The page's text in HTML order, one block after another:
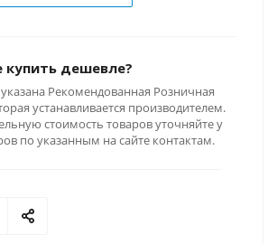
купить дешевле?
Рекомендованная Розничная
устанавливается производителем.
стоимость товаров уточняйте у
по указанным на сайте контактам.